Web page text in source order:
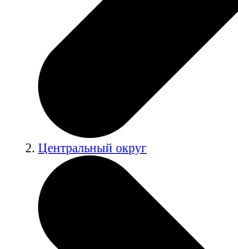
Центральный округ